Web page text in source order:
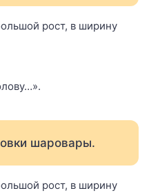
рост, в ширину
шаровары.
рост, в ширину